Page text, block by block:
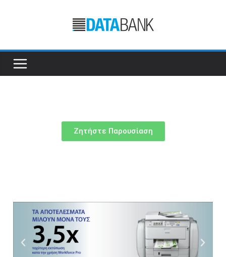
Ζητήστε Παρουσίαση